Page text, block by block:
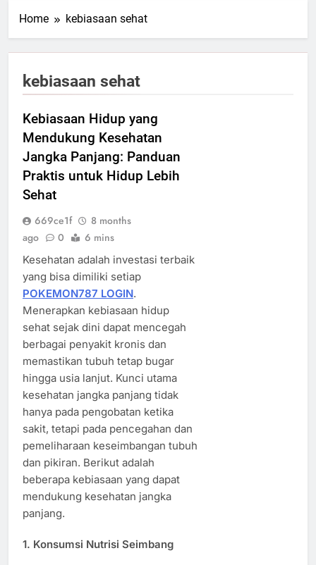
Home kebiasaan sehat
kebiasaan sehat
Kebiasaan Hidup yang
Mendukung Kesehatan
Jangka Panjang: Panduan
Praktis untuk Hidup Lebih
Sehat
669ce1f
8 months
ago
0 6 mins
Kesehatan adalah investasi terbaik
yang bisa dimiliki setiap
POKEMON787 LOGIN.
Menerapkan kebiasaan hidup
sehat sejak dini dapat mencegah
berbagai penyakit kronis dan
memastikan tubuh tetap bugar
hingga usia lanjut. Kunci utama
kesehatan jangka panjang tidak
hanya pada pengobatan ketika
sakit, tetapi pada pencegahan dan
pemeliharaan keseimbangan tubuh
dan pikiran. Berikut adalah
beberapa kebiasaan yang dapat
mendukung kesehatan jangka
panjang.
1. Konsumsi Nutrisi Seimbang